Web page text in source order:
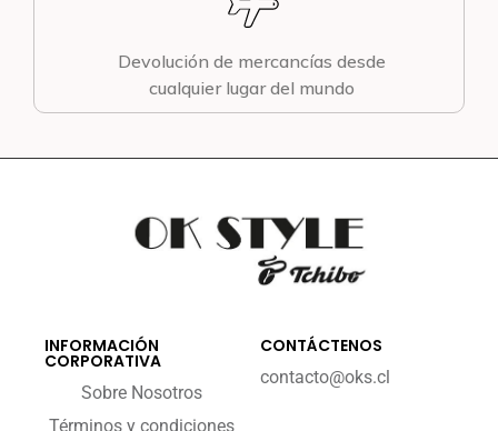
Devolución de mercancías desde
cualquier lugar del mundo
INFORMACIÓN
CORPORATIVA
Sobre Nosotros
Términos y condiciones
CONTÁCTENOS
contacto@oks.cl